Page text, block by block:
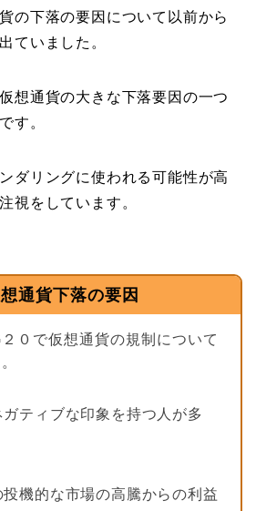
の下落の要因について以前から
ていました。
想通貨の大きな下落要因の一つ
です。
ダリングに使われる可能性が高
視をしています。
通貨下落の要因
０で仮想通貨の規制について
ティブな印象を持つ人が多
機的な市場の高騰からの利益